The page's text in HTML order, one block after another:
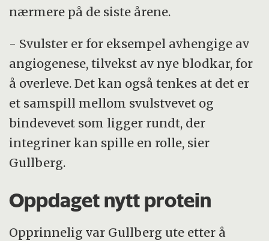
nærmere på de siste årene.
- Svulster er for eksempel avhengige av
angiogenese, tilvekst av nye blodkar, for
å overleve. Det kan også tenkes at det er
et samspill mellom svulstvevet og
bindevevet som ligger rundt, der
integriner kan spille en rolle, sier
Gullberg.
Oppdaget nytt protein
Opprinnelig var Gullberg ute etter å